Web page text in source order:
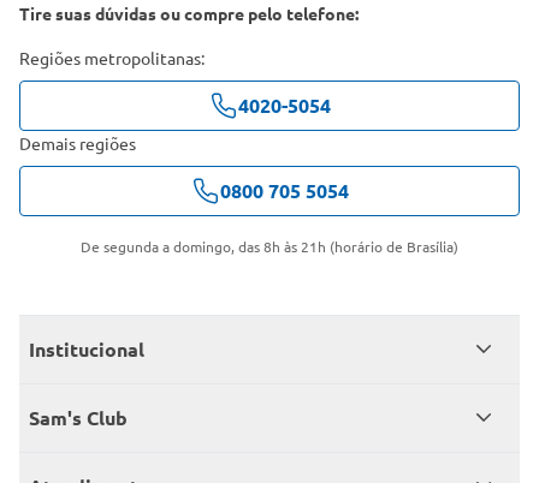
Tire suas dúvidas ou compre pelo telefone:
Regiões metropolitanas:
4020-5054
Demais regiões
0800 705 5054
De segunda a domingo, das 8h às 21h (horário de Brasília)
Institucional
Quem somos
Sam's Club
Seja sócio